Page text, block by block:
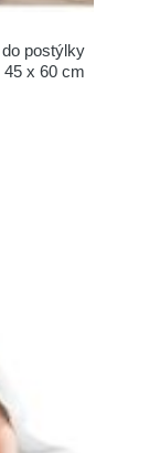
postýlky
x 60 cm